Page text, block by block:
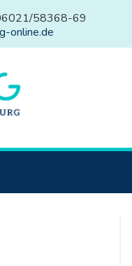
58368-69
online.de